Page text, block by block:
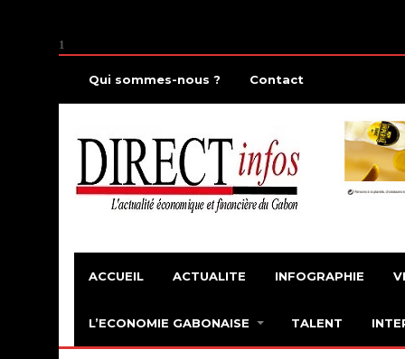
1
Qui sommes-nous ? Contact
ACCUEIL ACTUALITE INFOGRAPHIE
L’ECONOMIE GABONAISE TALENT